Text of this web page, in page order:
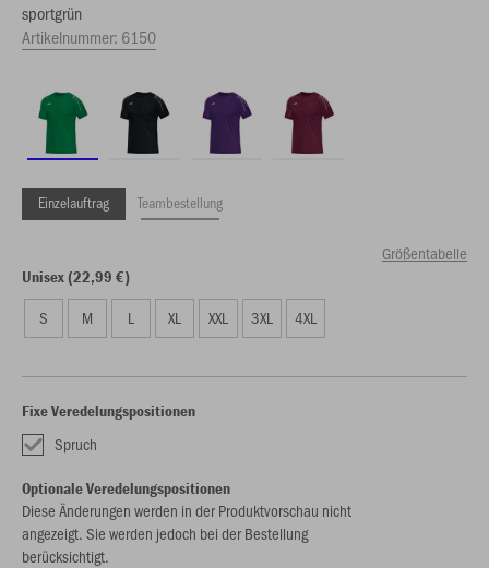
sportgrün
Artikelnummer: 6150
Einzelauftrag Teambestellung
Größentabelle
Unisex (22,99 €)
S M L XL XXL 3XL 4XL
Fixe Veredelungspositionen
Spruch
Optionale Veredelungspositionen
Diese Änderungen werden in der Produktvorschau nicht
angezeigt. Sie werden jedoch bei der Bestellung
berücksichtigt.